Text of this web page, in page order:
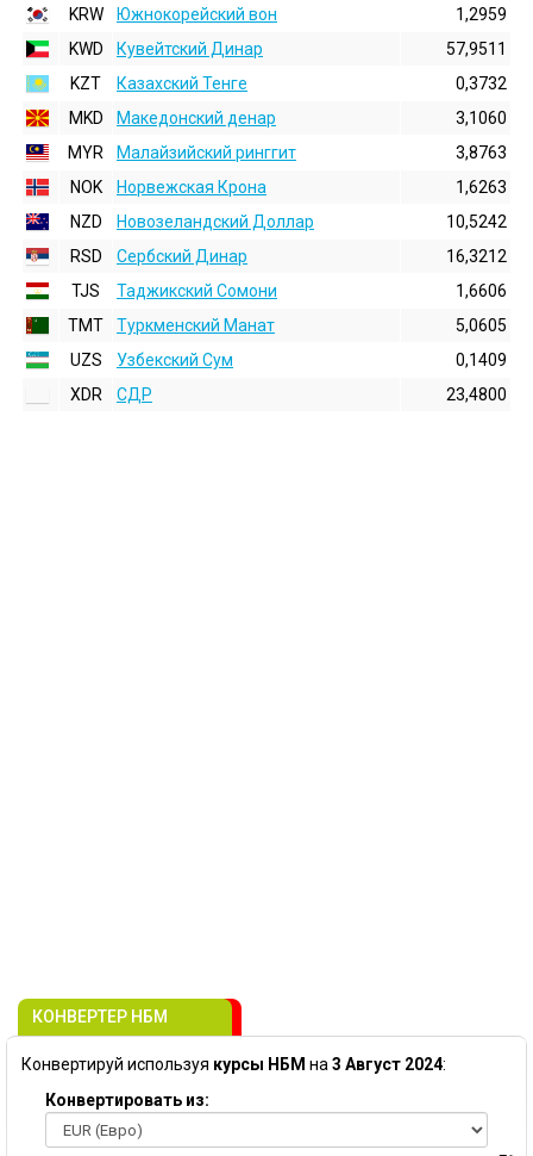
KRW
Южнокорейский вон
1,2959
KWD
Кувейтский Динар
57,9511
KZT
Казахский Тенге
0,3732
MKD
Македонский денар
3,1060
MYR
Малайзийский ринггит
3,8763
NOK
Норвежская Крона
1,6263
NZD
Новозеландский Доллар
10,5242
RSD
Сербский Динар
16,3212
TJS
Таджикский Сомони
1,6606
TMT
Туркменский Манат
5,0605
UZS
Узбекский Сум
0,1409
XDR
СДР 23,4800
КОНВЕРТЕР НБМ
Конвертируй используя курсы НБМ на 3 Август 2024:
Конвертировать из: